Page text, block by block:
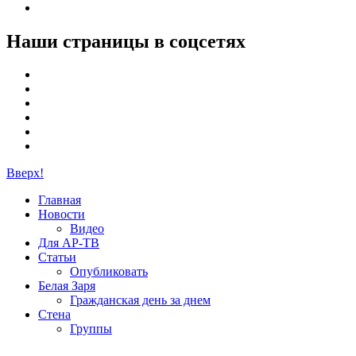
Наши страницы в соцсетях
Вверх!
Главная
Новости
Видео
Для АР-ТВ
Статьи
Опубликовать
Белая Заря
Гражданская день за днем
Стена
Группы